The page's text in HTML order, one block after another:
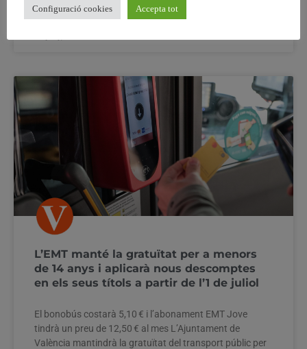
L’EMT manté la gratuïtat per a menors
de 14 anys i aplicarà nous descomptes
en els seus títols a partir de l’1 de juliol
El bonobús costarà 5,10 € i l’abonament EMT Jove
tindrà un preu de 12,50 € al mes L’Ajuntament de
València mantindrà la gratuïtat del transport públic per
Configuració cookies Accepta tot